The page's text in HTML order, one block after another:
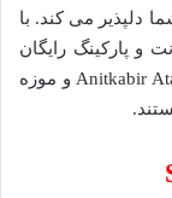
دلپذیر می کند. با
و پارکینگ رایگان
بهره‌مند خواهید شد. پارک kurtulus، موزه Anitkabir Ataturk و موزه